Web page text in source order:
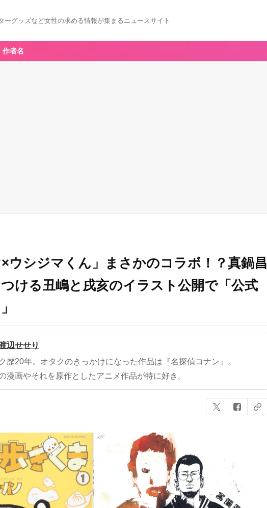
ーグッズなど女性の求める情報が集まるニュースサイト
作者名
×ウシジマくん」まさかのコラボ！？真鍋昌
ける丑嶋と戌亥のイラスト公開で「公式
辺せせり
歴20年。オタクのきっかけになった作品は『名探偵コナン』。
漫画やそれを原作としたアニメ作品が特に好き。